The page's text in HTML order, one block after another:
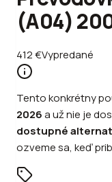
(A04)
412€Vypredané
Tento konkrétny
2026a už nie je
dostupné
ozveme sa, keď